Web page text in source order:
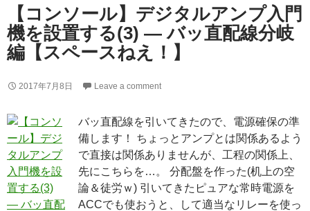
【コンソール】デジタルアンプ入門
機を設置する(3) ― バッ直配線分岐
編【スペースねえ！】
2017年7月8日 Leave a comment
バッ直配線を引いてきたので、電源確保の準
備します！ ちょっとアンプとは関係あるよう
で直接は関係ありませんが、工程の関係上、
先にこちらを…。 分配盤を作った(机上の空
論＆徒労ｗ) 引いてきたピュアな常時電源を
ACCでも使おうと、して適当なリレーを使っ